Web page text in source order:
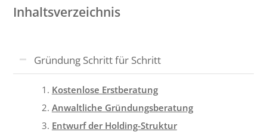
Inhaltsverzeichnis
Gründung Schritt für Schritt
Kostenlose Erstberatung
Anwaltliche Gründungsberatung
Entwurf der Holding-Struktur